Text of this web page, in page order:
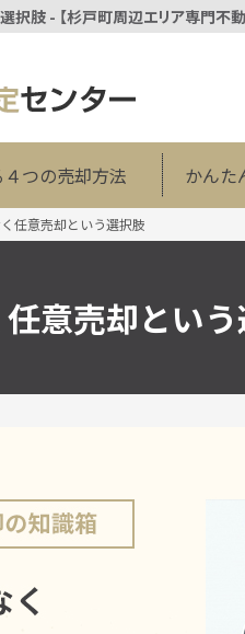
択肢 - 【杉戸町周辺エリア専門不
つの売却方法 かんた
任意売却という選択肢
意売却とい